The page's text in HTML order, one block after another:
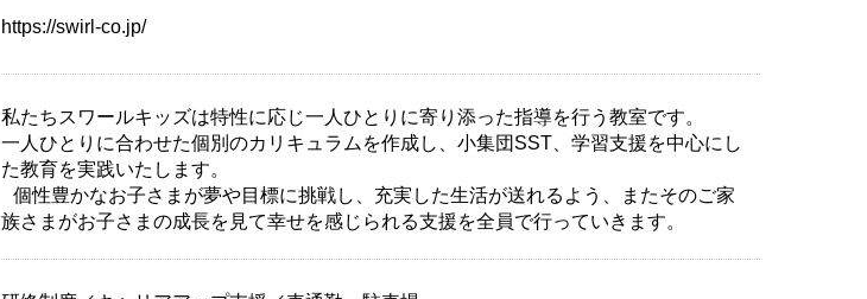
https://swirl-co.jp/
私たちスワールキッズは特性に応じ一人ひとりに寄り添った指導を行う教室です。
一人ひとりに合わせた個別のカリキュラムを作成し、小集団SST、学習支援を中心にし
た教育を実践いたします。
個性豊かなお子さまが夢や目標に挑戦し、充実した生活が送れるよう、またそのご家
族さまがお子さまの成長を見て幸せを感じられる支援を全員で行っていきます。